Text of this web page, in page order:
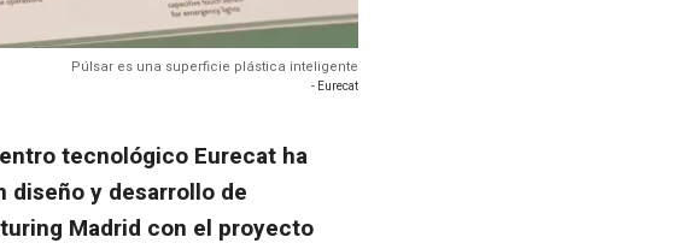
Púlsar es una superficie plástica inteligente
- Eurecat
tecnológico Eurecat ha
diseño y desarrollo de
Madrid con el proyecto